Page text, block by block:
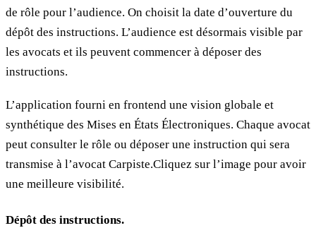
de rôle pour l’audience. On choisit la date d’ouverture du
dépôt des instructions. L’audience est désormais visible par
les avocats et ils peuvent commencer à déposer des
instructions.
L’application fourni en frontend une vision globale et
synthétique des Mises en États Électroniques. Chaque avocat
peut consulter le rôle ou déposer une instruction qui sera
transmise à l’avocat Carpiste.Cliquez sur l’image pour avoir
une meilleure visibilité.
Dépôt des instructions.